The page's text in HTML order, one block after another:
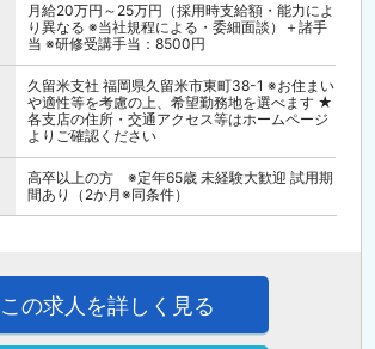
月給20万円～25万円（採用時支給額・能力によ
り異なる ※当社規程による・委細面談）＋諸手
当 ※研修受講手当：8500円
久留米支社 福岡県久留米市東町38-1 ※お住まい
や適性等を考慮の上、希望勤務地を選べます ★
各支店の住所・交通アクセス等はホームページ
よりご確認ください
高卒以上の方 ※定年65歳 未経験大歓迎 試用期
間あり（2か月※同条件）
この求人を詳しく見る